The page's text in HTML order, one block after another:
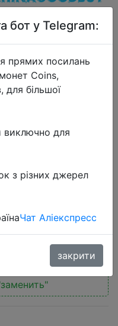
Card
бот у Telegram:
прямих посилань
Coins,
для більшої
виключно для
з різних джерел
Чат Аліекспресс
закрити